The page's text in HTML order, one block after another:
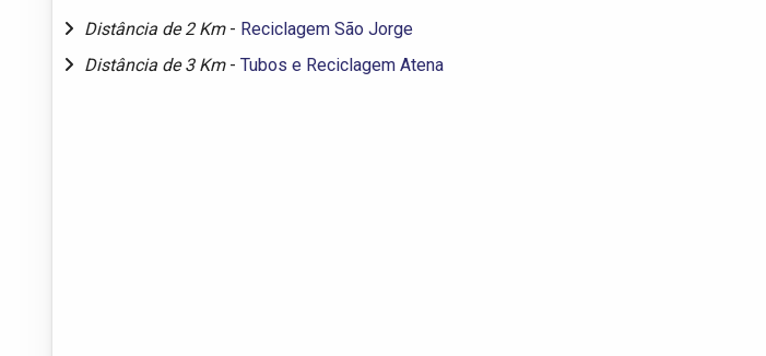
Distância de 2 Km - Reciclagem São Jorge
Distância de 3 Km - Tubos e Reciclagem Atena